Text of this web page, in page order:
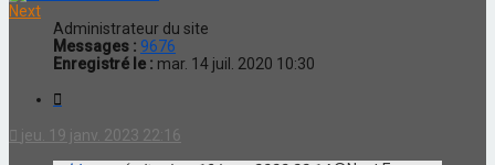
Next
Administrateur du site
Messages : 9676
Enregistré le : mar. 14 juil. 2020 10:30
jeu. 19 janv. 2023 22:16